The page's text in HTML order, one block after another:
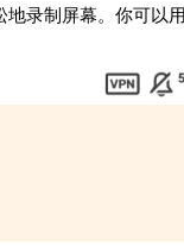
录制屏幕。你可以